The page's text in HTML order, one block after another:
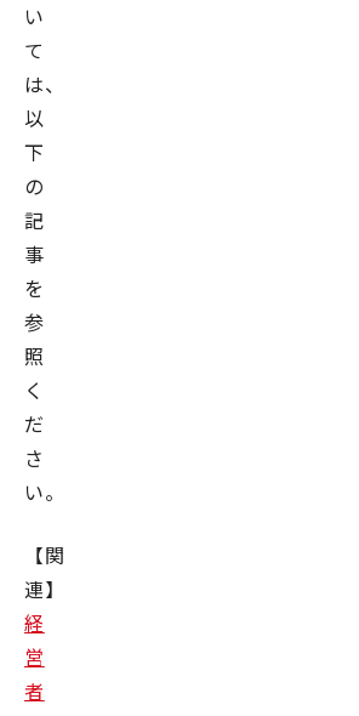
い
て
は、
以
下
の
記
事
を
参
照
く
だ
さ
い。
【関
連】
経
営
者